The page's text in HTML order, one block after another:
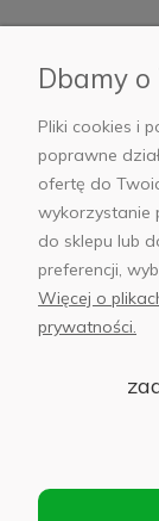
AB Foto
© 2025 Wszelkie
Siedziba: 02-
Dbamy
Pliki cookies i
poprawne
ofertę do
wykorzystanie
do sklepu lub
preferencji,
Więcej o
prywatności.